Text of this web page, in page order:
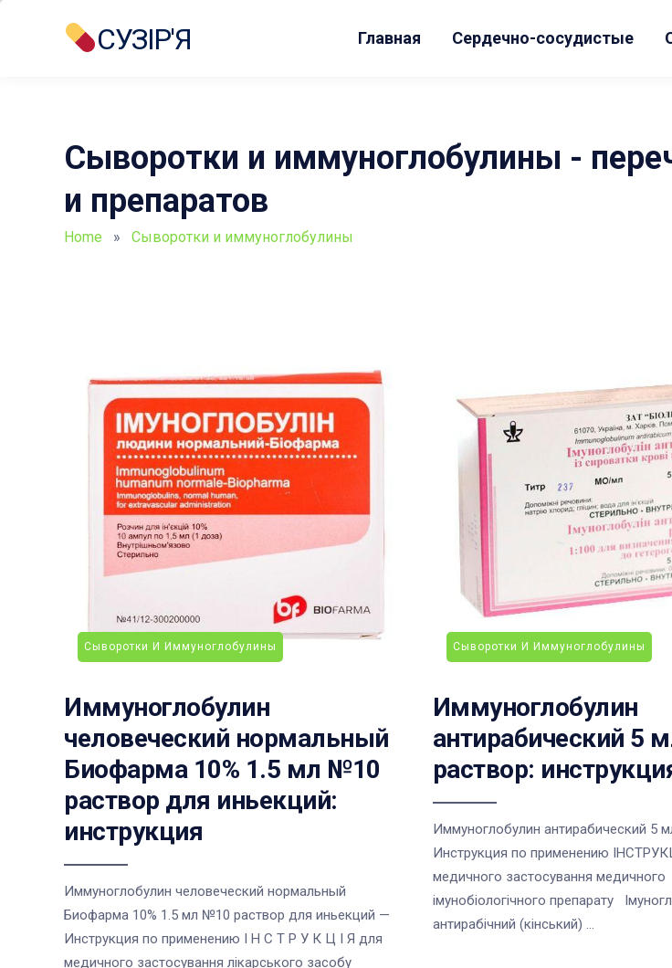
СУЗІР'Я Главная Сердечно-сосудистые
Сыворотки и иммуноглобулины -
и препаратов
Home » Сыворотки и иммуноглобулины
Сыворотки И Иммуноглобулины
Иммуноглобулин
человеческий нормальный
Биофарма 10% 1.5 мл №10
раствор для иньекций:
инструкция
Иммуноглобулин человеческий нормальный
Биофарма 10% 1.5 мл №10 раствор для иньекций —
Инструкция по применению І Н С Т Р У К Ц І Я для
медичного застосування лікарського засобу
Сыворотки И Иммуноглобулины
Иммуноглобулин
антирабический 5
раствор:
Иммуноглобулин антирабический 5
Инструкция по применению
медичного застосування медичного
імунобіологічного препарату
антирабічний (кінський) ...